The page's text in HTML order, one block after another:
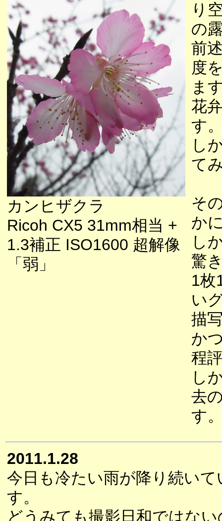
カンヒザクラ
Ricoh CX5 31mm相当 +
1.3補正 ISO1600 超解像
「弱」
り
の
前
度
ま
花
す
し
て
そ
か
し
驚
1枚
い
描
か
程
し
去
す
2011.1.28
今日も冷たい雨が降り続いて
す。
どうみても撮影日和ではな